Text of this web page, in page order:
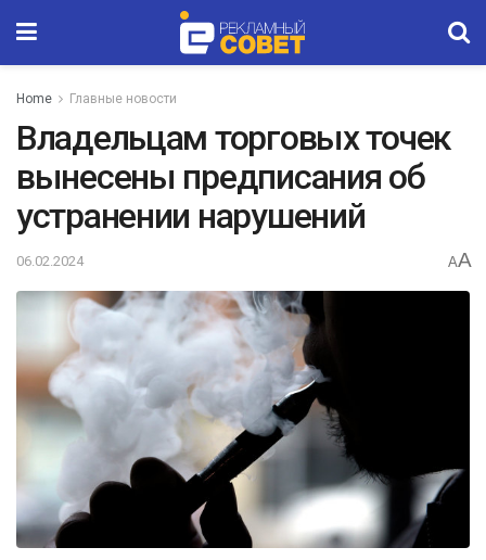
Home Главные новости
Владельцам торговых точек
вынесены предписания об
устранении нарушений
06.02.2024 AA